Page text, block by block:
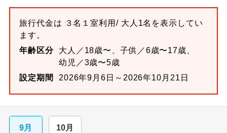
旅行代金は ３名１室利用/ 大人1名を表示してい
ます。
年齢区分
大人／18歳〜、子供／6歳〜17歳、
幼児／3歳〜5歳
設定期間
2026年9月6日～2026年10月21日
9月 10月